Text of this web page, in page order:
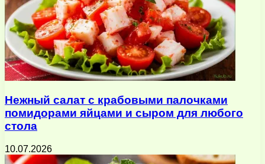
Нежный салат с крабовыми палочками
помидорами яйцами и сыром для любого
стола
10.07.2026